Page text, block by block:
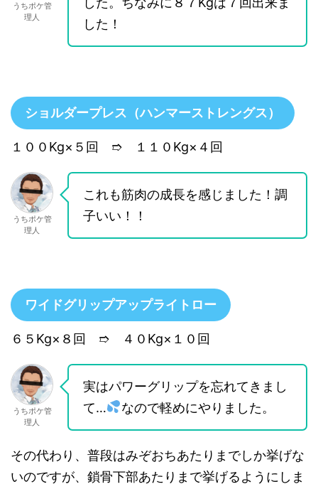
うちポケ管
理人
した！
ショルダープレス（ハンマーストレングス）
１００Kg×５回 ➱ １１０Kg×４回
うちポケ管
理人
これも筋肉の成長を感じました！調
子いい！！
ワイドグリップアップライトロー
６５Kg×８回 ➱ ４０Kg×１０回
うちポケ管
理人
実はパワーグリップを忘れてきまし
て…
なので軽めにやりました。
その代わり、普段はみぞおちあたりまでしか挙げな
いのですが、鎖骨下部あたりまで挙げるようにしま